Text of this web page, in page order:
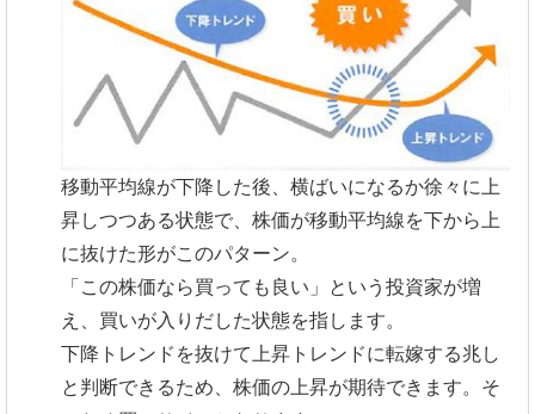
移動平均線が下降した後、横ばいになるか徐々に上
昇しつつある状態で、株価が移動平均線を下から上
に抜けた形がこのパターン。
「この株価なら買っても良い」という投資家が増
え、買いが入りだした状態を指します。
下降トレンドを抜けて上昇トレンドに転嫁する兆し
と判断できるため、株価の上昇が期待できます。そ